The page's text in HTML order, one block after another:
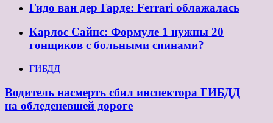
Гидо ван дер Гарде: Ferrari облажалась
Карлос Сайнс: Формуле 1 нужны 20
гонщиков с больными спинами?
ГИБДД
Водитель насмерть сбил инспектора ГИБДД
на обледеневшей дороге